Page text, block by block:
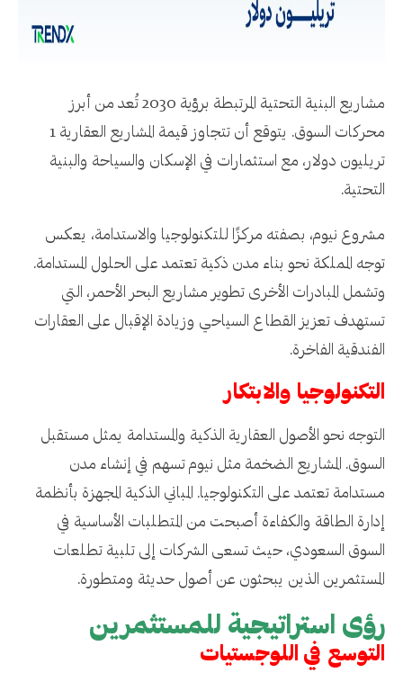
مشاريع البنية التحتية المرتبطة برؤية 2030 تُعد من أبرز
محركات السوق. يتوقع أن تتجاوز قيمة المشاريع العقارية 1
تريليون دولار، مع استثمارات في الإسكان والسياحة والبنية
التحتية.
مشروع نيوم، بصفته مركزًا للتكنولوجيا والاستدامة، يعكس
توجه المملكة نحو بناء مدن ذكية تعتمد على الحلول المستدامة.
وتشمل المبادرات الأخرى تطوير مشاريع البحر الأحمر، التي
تستهدف تعزيز القطاع السياحي وزيادة الإقبال على العقارات
الفندقية الفاخرة.
التكنولوجيا والابتكار
التوجه نحو الأصول العقارية الذكية والمستدامة يمثل مستقبل
السوق. المشاريع الضخمة مثل نيوم تسهم في إنشاء مدن
مستدامة تعتمد على التكنولوجيا. المباني الذكية المجهزة بأنظمة
إدارة الطاقة والكفاءة أصبحت من المتطلبات الأساسية في
السوق السعودي، حيث تسعى الشركات إلى تلبية تطلعات
المستثمرين الذين يبحثون عن أصول حديثة ومتطورة.
رؤى استراتيجية للمستثمرين
التوسع في اللوجستيات